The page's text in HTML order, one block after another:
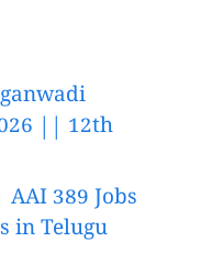
|| 12th
389 Jobs
in Telugu